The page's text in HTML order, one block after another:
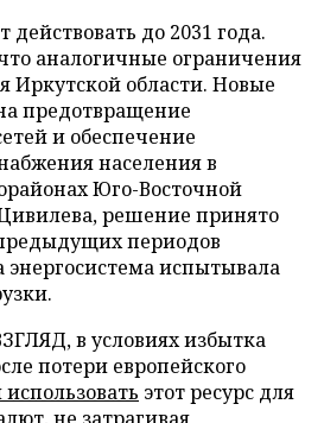
действовать до 2031 года.
аналогичные ограничения
Иркутской области. Новые
предотвращение
и обеспечение
населения в
Юго-Восточной
решение принято
периодов
энергосистема испытывала
в условиях избытка
потери европейского
этот ресурс для